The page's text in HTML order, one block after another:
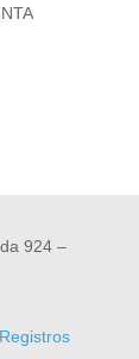
924 –